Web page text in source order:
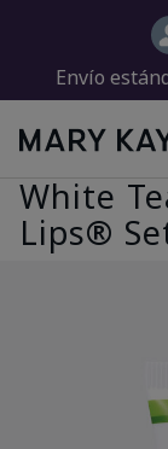
Envío
White
Lips®